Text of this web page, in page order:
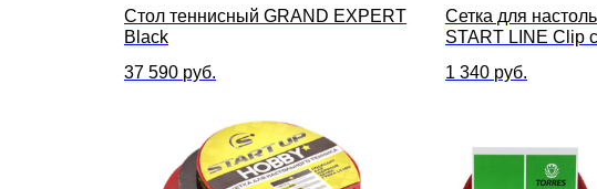
Стол теннисный GRAND EXPERT
Black
37 590 руб.
Сетка для
START LINE Clip
1 340 руб.